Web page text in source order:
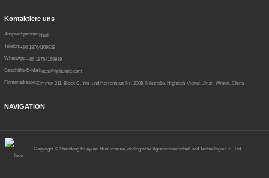
Kontaktiere uns
Ansprechpartner:Neal
Telefon:+86 18764169939
WhatsApp:+86 18764169939
Geschäfts-E-Mail:neal@hyhumic.com
Firmenadresse:Zimmer 311, Block C, Yin- und Herrenhaus Nr. 2008, Nilstraße, Hightech-Viertel, Jinan, Winter, China
NAVIGATION
Copyright © Shandong Huayuan Huminsäure, ökologische Agrarwissenschaft und Technologie Co., Ltd.